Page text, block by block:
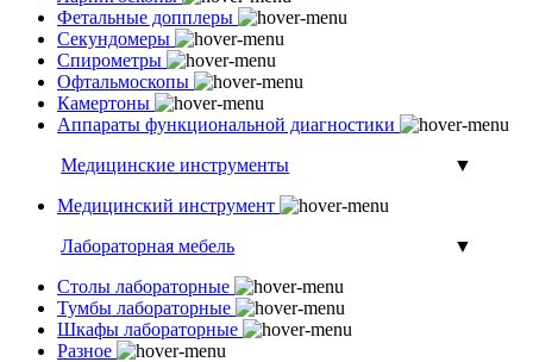
Фетальные допплеры
Секундомеры
Спирометры
Офтальмоскопы
Камертоны
Аппараты функциональной диагностики
Медицинские инструменты
▼
Медицинский инструмент
Лабораторная мебель
▼
Столы лабораторные
Тумбы лабораторные
Шкафы лабораторные
Разное